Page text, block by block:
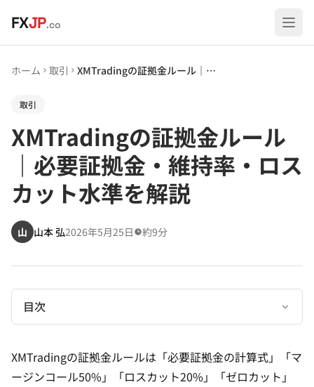
FXJP.co
ホーム 取引 XMTradingの証拠金ルール｜必要証拠金・維持率・ロスカット水準を解説
取引
XMTradingの証拠金ルール
｜必要証拠金・維持率・ロス
カット水準を解説
山 山本 弘2026年5月25日 約9分
目次
XMTradingの証拠金ルールは「必要証拠金の計算式」「マ
ージンコール50%」「ロスカット20%」「ゼロカット」